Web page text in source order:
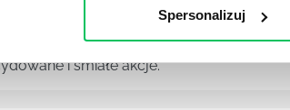
Spersonalizuj
do serca i emocji rozmówcy, dzięki
i śmiałe akcje.